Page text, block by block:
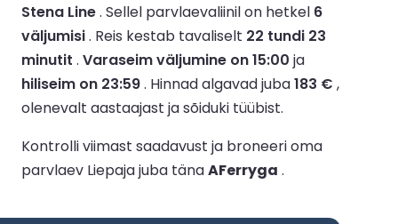
Stena Line. Sellel parvlaevaliinil on hetkel 6
väljumisi. Reis kestab tavaliselt 22 tundi 23
minutit . Varaseim väljumine on 15:00 ja
hiliseim on 23:59. Hinnad algavad juba183 € ,
olenevalt aastaajast ja sõiduki tüübist.
Kontrolli viimast saadavust ja broneeri oma
parvlaev Liepaja juba tänaAFerryga .